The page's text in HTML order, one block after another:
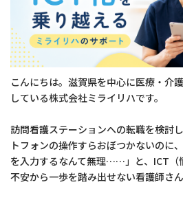
こんにちは。滋賀県を中心に医療・介
している株式会社ミライリハです。
訪問看護ステーションへの転職を検討
トフォンの操作すらおぼつかないのに
を入力するなんて無理……」と、ICT（
不安から一歩を踏み出せない看護師さ